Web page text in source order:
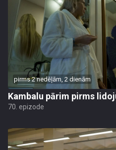
pirms 2 nedēļām, 2 dienām
Kambalu pārim pirms
70. epizode